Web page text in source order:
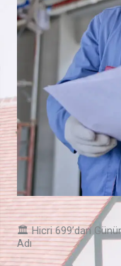
🏛️ Hicri 699’dan
Adı